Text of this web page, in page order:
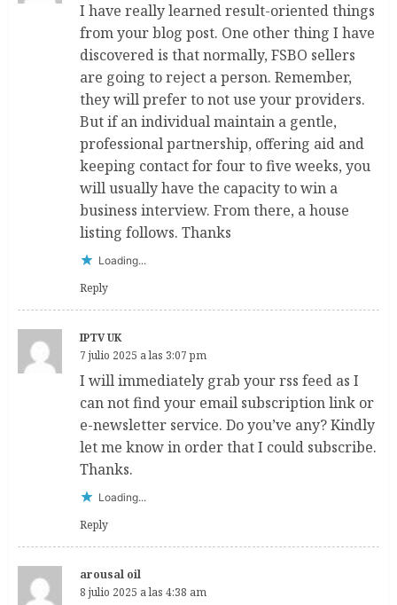
I have really learned result-oriented things
from your blog post. One other thing I have
discovered is that normally, FSBO sellers
are going to reject a person. Remember,
they will prefer to not use your providers.
But if an individual maintain a gentle,
professional partnership, offering aid and
keeping contact for four to five weeks, you
will usually have the capacity to win a
business interview. From there, a house
listing follows. Thanks
Loading...
Reply
IPTV UK
7 julio 2025 a las 3:07 pm
I will immediately grab your rss feed as I
can not find your email subscription link or
e-newsletter service. Do you’ve any? Kindly
let me know in order that I could subscribe.
Thanks.
Loading...
Reply
arousal oil
8 julio 2025 a las 4:38 am